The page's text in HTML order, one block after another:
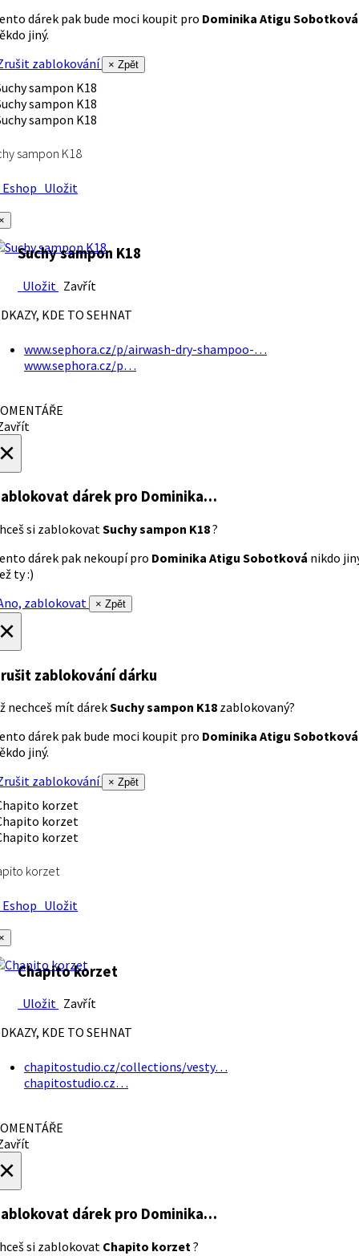
dárek pak bude moci koupit pro Dominika Atigu Sobotková
jiný.
zablokování
× Zpět
sampon K18
Uložit
Suchy sampon K18
Uložit Zavřít
KDE TO SEHNAT
www.sephora.cz/p/airwash-dry-shampoo-…
www.sephora.cz/p…
dárek pro Dominika…
si zablokovatSuchy sampon K18?
dárek pak nekoupí pro Dominika Atigu Sobotková nikdo
ty :)
zablokovat
× Zpět
zablokování dárku
nechceš mít dárekSuchy sampon K18 zablokovaný?
dárek pak bude moci koupit pro Dominika Atigu Sobotková
jiný.
zablokování
× Zpět
korzet
Uložit
Chapito korzet
Uložit Zavřít
KDE TO SEHNAT
chapitostudio.cz/collections/vesty…
chapitostudio.cz…
dárek pro Dominika…
si zablokovat Chapito korzet?